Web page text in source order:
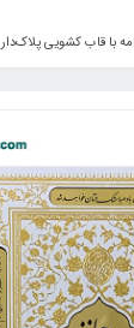
با قاب کشویی پلاک‌دار